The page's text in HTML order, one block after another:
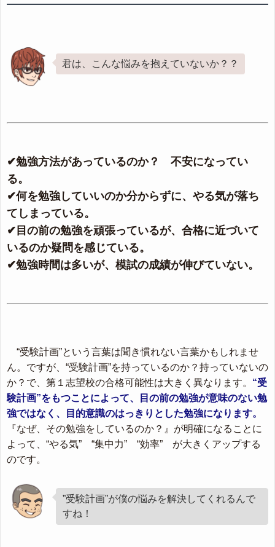
君は、こんな悩みを抱えていないか？？
✔勉強方法があっているのか？ 不安になってい
る。
✔何を勉強していいのか分からずに、やる気が落ち
てしまっている。
✔目の前の勉強を頑張っているが、合格に近づいて
いるのか疑問を感じている。
✔勉強時間は多いが、模試の成績が伸びていない。
“受験計画”という言葉は聞き慣れない言葉かもしれませ
ん。ですが、“受験計画”を持っているのか？持っていないの
か？で、第１志望校の合格可能性は大きく異なります。 “受
験計画”をもつことによって、目の前の勉強が意味のない勉
強ではなく、目的意識のはっきりとした勉強になります。
『なぜ、その勉強をしているのか？』が明確になることに
よって、“やる気” “集中力” “効率” が大きくアップする
のです。
”受験計画”が僕の悩みを解決してくれるんで
すね！